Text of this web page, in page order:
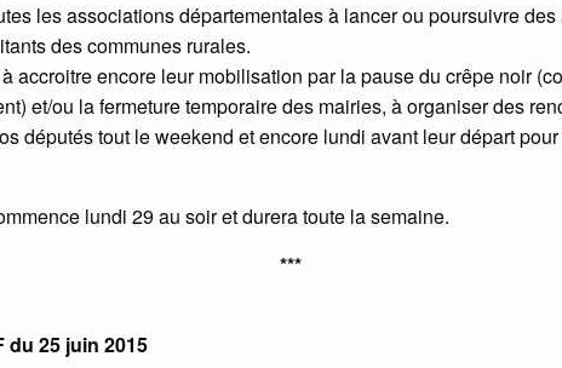
les associations départementales à lancer ou poursuivre des
des communes rurales.
accroitre encore leur mobilisation par la pause du crêpe noir
et/ou la fermeture temporaire des mairies, à organiser des
députés tout le weekend et encore lundi avant leur départ
lundi 29 au soir et durera toute la semaine.
***
du 25 juin 2015